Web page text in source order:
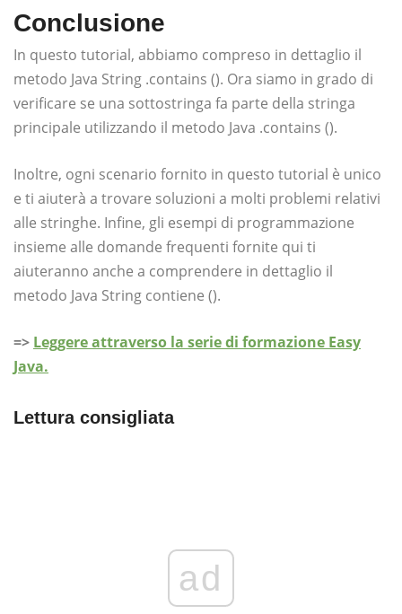
Conclusione
In questo tutorial, abbiamo compreso in dettaglio il
metodo Java String .contains (). Ora siamo in grado di
verificare se una sottostringa fa parte della stringa
principale utilizzando il metodo Java .contains ().
Inoltre, ogni scenario fornito in questo tutorial è unico
e ti aiuterà a trovare soluzioni a molti problemi relativi
alle stringhe. Infine, gli esempi di programmazione
insieme alle domande frequenti fornite qui ti
aiuteranno anche a comprendere in dettaglio il
metodo Java String contiene ().
=> Leggere attraverso la serie di formazione Easy
Java.
Lettura consigliata
ad